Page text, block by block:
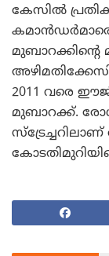
കേസില്‍
2011 വരെ
മുബാറക്ക്.